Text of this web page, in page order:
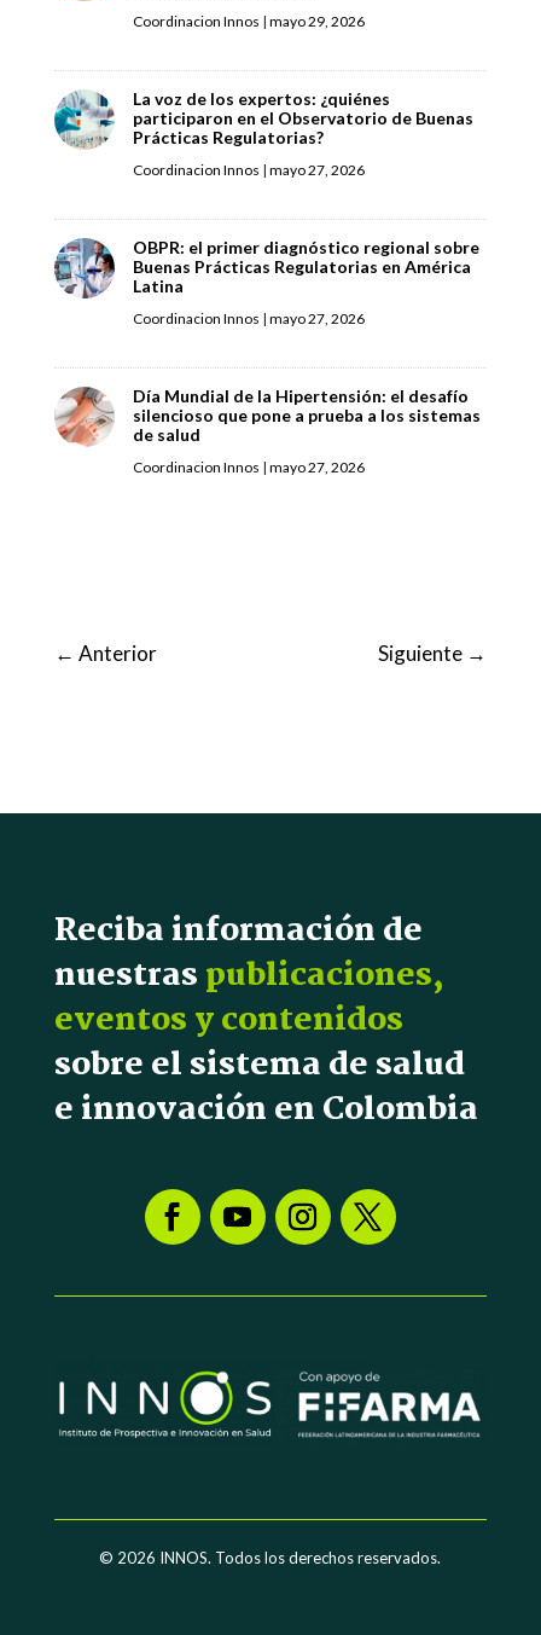
Coordinacion Innos | mayo 29, 2026
La voz de los expertos: ¿quiénes
participaron en el Observatorio de Buenas
Prácticas Regulatorias?
Coordinacion Innos | mayo 27, 2026
OBPR: el primer diagnóstico regional sobre
Buenas Prácticas Regulatorias en América
Latina
Coordinacion Innos | mayo 27, 2026
Día Mundial de la Hipertensión: el desafío
silencioso que pone a prueba a los sistemas
de salud
Coordinacion Innos | mayo 27, 2026
← Anterior Siguiente →
Reciba información de
nuestraspublicaciones,
eventos y contenidos
sobre el sistema de salud
e innovación en Colombia
© 2026 INNOS. Todos los derechos reservados.